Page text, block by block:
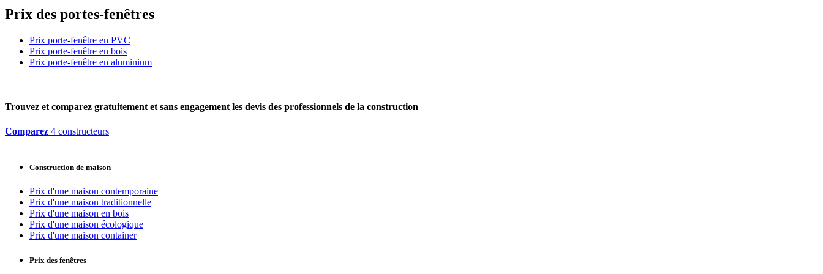
Prix des portes-fenêtres
Prix porte-fenêtre en PVC
Prix porte-fenêtre en bois
Prix porte-fenêtre en aluminium
Trouvez et comparez gratuitement et sans engagement les devis des professionnels de la construction
Comparez 4 constructeurs
Construction de maison
Prix d'une maison contemporaine
Prix d'une maison traditionnelle
Prix d'une maison en bois
Prix d'une maison écologique
Prix d'une maison container
Prix des fenêtres